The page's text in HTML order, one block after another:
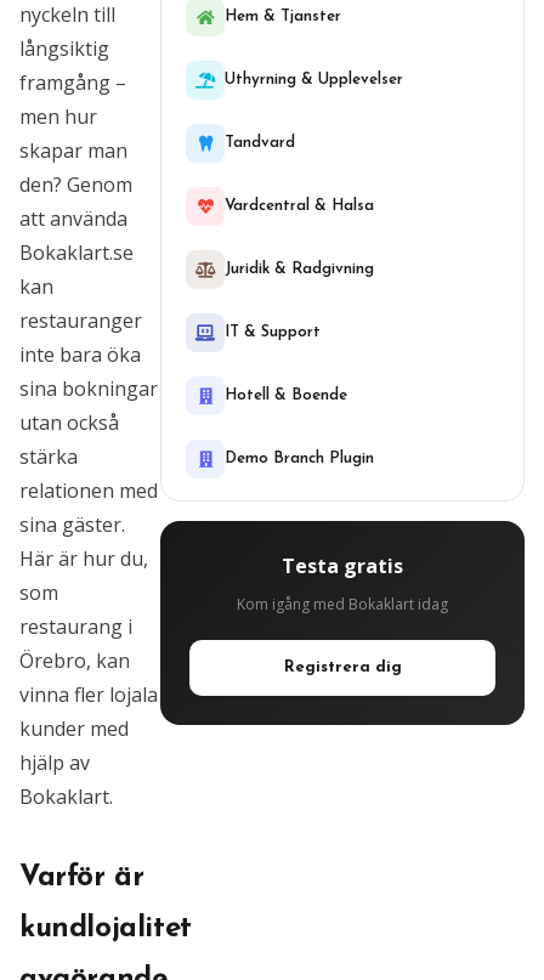
nyckeln till
långsiktig
framgång –
men hur
skapar man
den? Genom
att använda
Bokaklart.se
kan
restauranger
inte bara öka
sina bokningar
utan också
stärka
relationen med
sina gäster.
Här är hur du,
som
restaurang i
Örebro, kan
vinna fler lojala
kunder med
hjälp av
Bokaklart.
Varför är
kundlojalitet
Hem & Tjanster
Uthyrning & Upplevelser
Tandvard
Vardcentral & Halsa
Juridik & Radgivning
IT & Support
Hotell & Boende
Demo Branch Plugin
Testa gratis
Kom igång med Bokaklart idag
Registrera dig